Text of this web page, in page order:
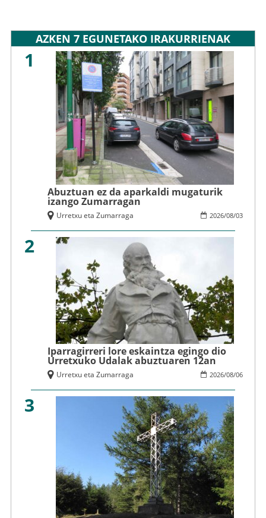
AZKEN 7 EGUNETAKO IRAKURRIENAK
1
Abuztuan ez da aparkaldi mugaturik
izango Zumarragan
2026/08/03
Urretxu eta Zumarraga
2
Iparragirreri lore eskaintza egingo dio
Urretxuko Udalak abuztuaren 12an
2026/08/06
Urretxu eta Zumarraga
3